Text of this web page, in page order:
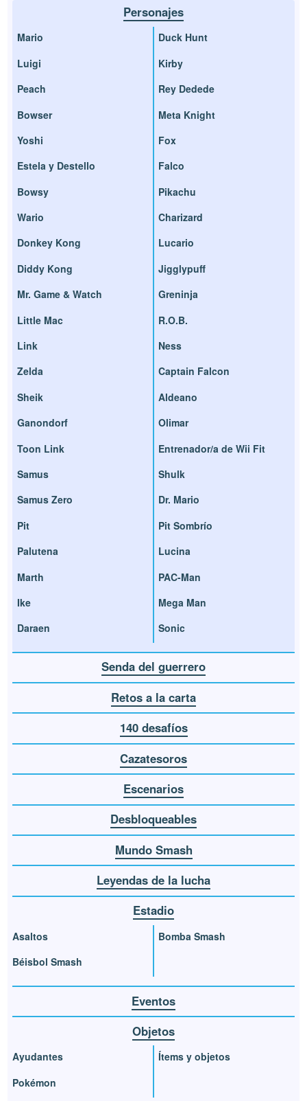
Personajes
Mario
Luigi
Peach
Bowser
Yoshi
Estela y Destello
Bowsy
Wario
Donkey Kong
Diddy Kong
Mr. Game & Watch
Little Mac
Link
Zelda
Sheik
Ganondorf
Toon Link
Samus
Samus Zero
Pit
Palutena
Marth
Ike
Daraen
Duck Hunt
Kirby
Rey Dedede
Meta Knight
Fox
Falco
Pikachu
Charizard
Lucario
Jigglypuff
Greninja
R.O.B.
Ness
Captain Falcon
Aldeano
Olimar
Entrenador/a de Wii Fit
Shulk
Dr. Mario
Pit Sombrío
Lucina
PAC-Man
Mega Man
Sonic
Senda del guerrero
Retos a la carta
140 desafíos
Cazatesoros
Escenarios
Desbloqueables
Mundo Smash
Leyendas de la lucha
Estadio
Asaltos
Béisbol Smash
Bomba Smash
Eventos
Objetos
Ayudantes
Pokémon
Ítems y objetos